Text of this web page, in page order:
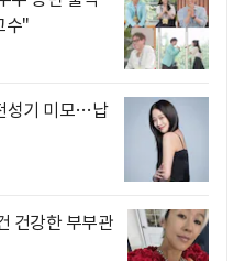
수"
성기 미모…납
건강한 부부관